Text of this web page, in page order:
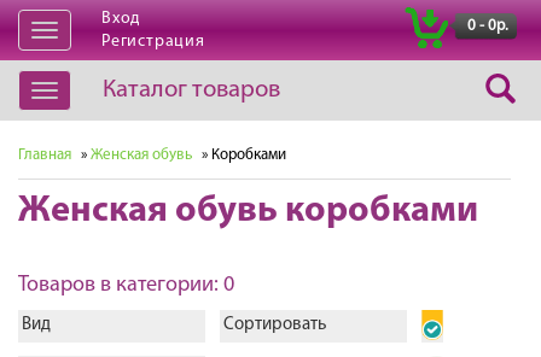
Открыть
навигацию
Вход
Регистрация
0 - 0р.
Открыть
навигацию
Каталог товаров
Главная » Женская обувь » Коробками
Женская обувь коробками
Товаров в категории: 0
Вид Сортировать